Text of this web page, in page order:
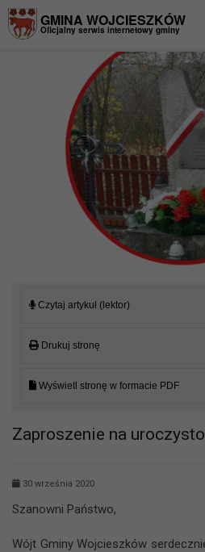
GMINA WOJCIESZKÓW
Oficjalny serwis internetowy gminy
Czytaj artykuł (lektor)
Drukuj stronę
Wyświetl stronę w formacie PDF
Zaproszenie na
30 września 2020
Szanowni Państwo,
Wójt Gminy Wojcieszków